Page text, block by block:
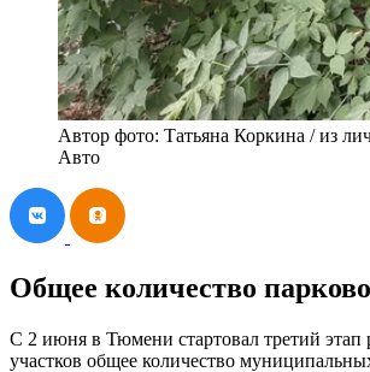
Автор фото: Татьяна Коркина / из
Авто
Общее количество
С 2 июня в Тюмени стартовал третий этап
участков общее количество